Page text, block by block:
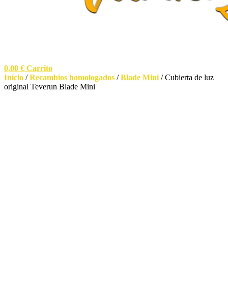
0,00 € Carrito
Inicio /Recambios homologados /Blade Mini / Cubierta de luz
original Teverun Blade Mini